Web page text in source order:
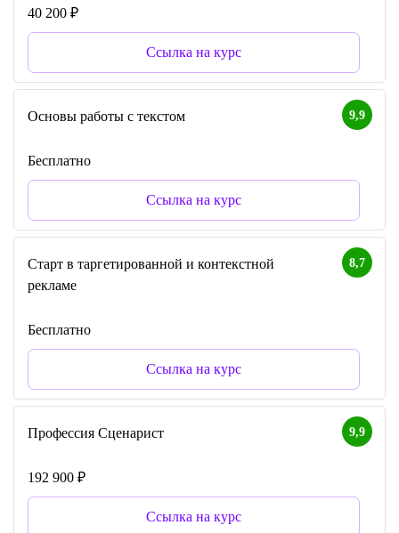
40 200 ₽
Ссылка на курс
9,9
Основы работы с текстом
Бесплатно
Ссылка на курс
8,7
Старт в таргетированной и контекстной
рекламе
Бесплатно
Ссылка на курс
9,9
Профессия Сценарист
192 900 ₽
Ссылка на курс